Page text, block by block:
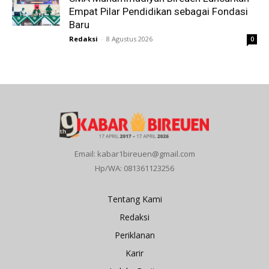
Empat Pilar Pendidikan sebagai Fondasi
Baru
Redaksi - 8 Agustus 2026 0
Email: kabar1bireuen@gmail.com
Hp/WA: 081361123256
Tentang Kami
Redaksi
Periklanan
Karir